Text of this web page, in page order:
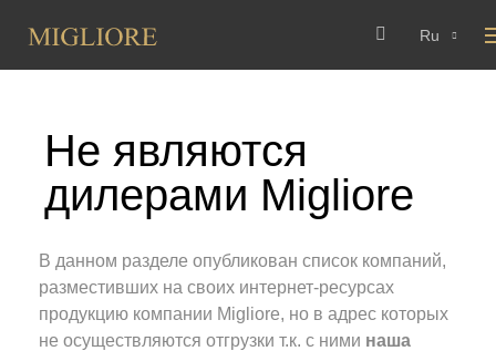
Ru
Не являются
дилерами Migliore
В данном разделе опубликован список компаний,
разместивших на своих интернет-ресурсах
продукцию компании Migliore, но в адрес которых
не осуществляются отгрузки т.к. с ними наша